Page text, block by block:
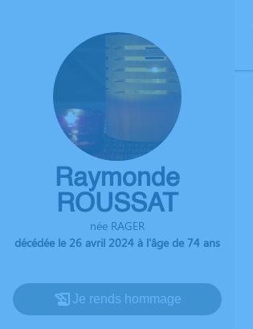
Raymonde
ROUSSAT
née RAGER
décédée le 26 avril 2024 à l'âge de 74 ans
Je rends hommage